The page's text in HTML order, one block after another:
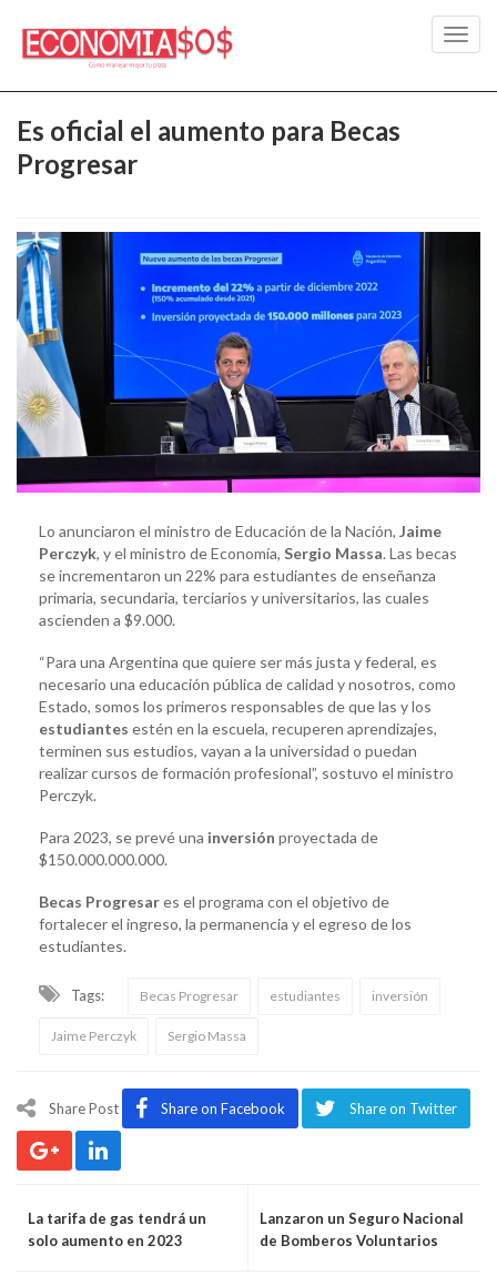
Es oficial el aumento para Becas
Progresar
Lo anunciaron el ministro de Educación de la Nación, Jaime
Perczyk, y el ministro de Economía, Sergio Massa. Las becas
se incrementaron un 22% para estudiantes de enseñanza
primaria, secundaria, terciarios y universitarios, las cuales
ascienden a $9.000.
“Para una Argentina que quiere ser más justa y federal, es
necesario una educación pública de calidad y nosotros, como
Estado, somos los primeros responsables de que las y los
estudiantes estén en la escuela, recuperen aprendizajes,
terminen sus estudios, vayan a la universidad o puedan
realizar cursos de formación profesional”, sostuvo el ministro
Perczyk.
Para 2023, se prevé una inversión proyectada de
$150.000.000.000.
Becas Progresares el programa con el objetivo de
fortalecer el ingreso, la permanencia y el egreso de los
estudiantes.
Tags: Becas Progresar estudiantes inversión
Jaime Perczyk Sergio Massa
Share Post Share on Facebook Share on Twitter
La tarifa de gas tendrá un
solo aumento en 2023
Lanzaron un Seguro Nacional
de Bomberos Voluntarios